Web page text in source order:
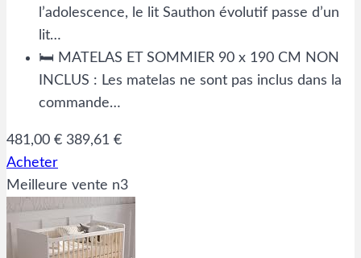
l’adolescence, le lit Sauthon évolutif passe d’un
lit…
🛏️ MATELAS ET SOMMIER 90 x 190 CM NON
INCLUS : Les matelas ne sont pas inclus dans la
commande…
481,00 € 389,61 €
Acheter
Meilleure vente n3